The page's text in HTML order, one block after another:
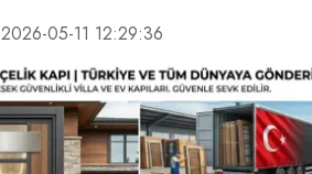
2026-05-11 12:29:36